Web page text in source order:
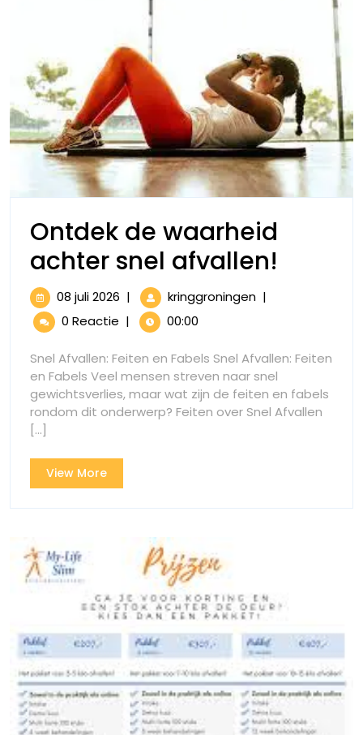
Ontdek de waarheid
achter snel afvallen!
achter
08 juli 2026 08
juli
2026
| kringgroningenOntdek
achter
snel
afvallen!
|
0 Reactie | 00:00
Snel Afvallen: Feiten en Fabels Snel Afvallen: Feiten
en Fabels Veel mensen streven naar snel
gewichtsverlies, maar wat zijn de feiten en fabels
rondom dit onderwerp? Feiten over Snel Afvallen
[...]
View MoreView
More